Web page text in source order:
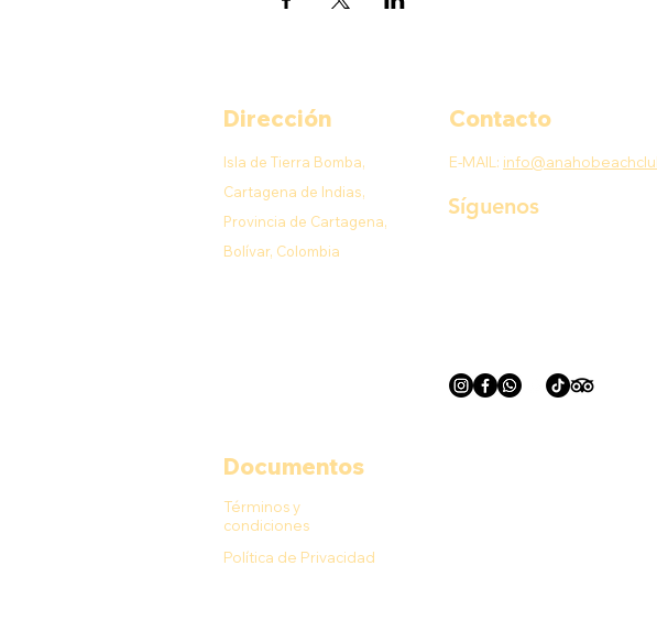
Dirección
Isla de Tierra Bomba,
Cartagena de Indias,
Provincia de Cartagena,
Bolívar, Colombia
Contacto
E-MAIL:
Síguenos
Documentos
Términos y
condiciones
Política de Privacidad